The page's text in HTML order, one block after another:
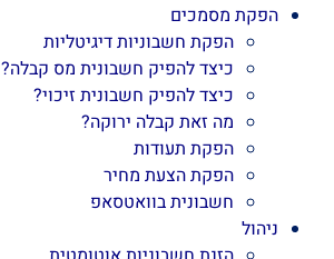
הפקת מסמכים
הפקת חשבוניות דיגיטליות
כיצד להפיק חשבונית מס קבלה?
כיצד להפיק חשבונית זיכוי?
מה זאת קבלה ירוקה?
הפקת תעודות
הפקת הצעת מחיר
חשבונית בוואטסאפ
ניהול